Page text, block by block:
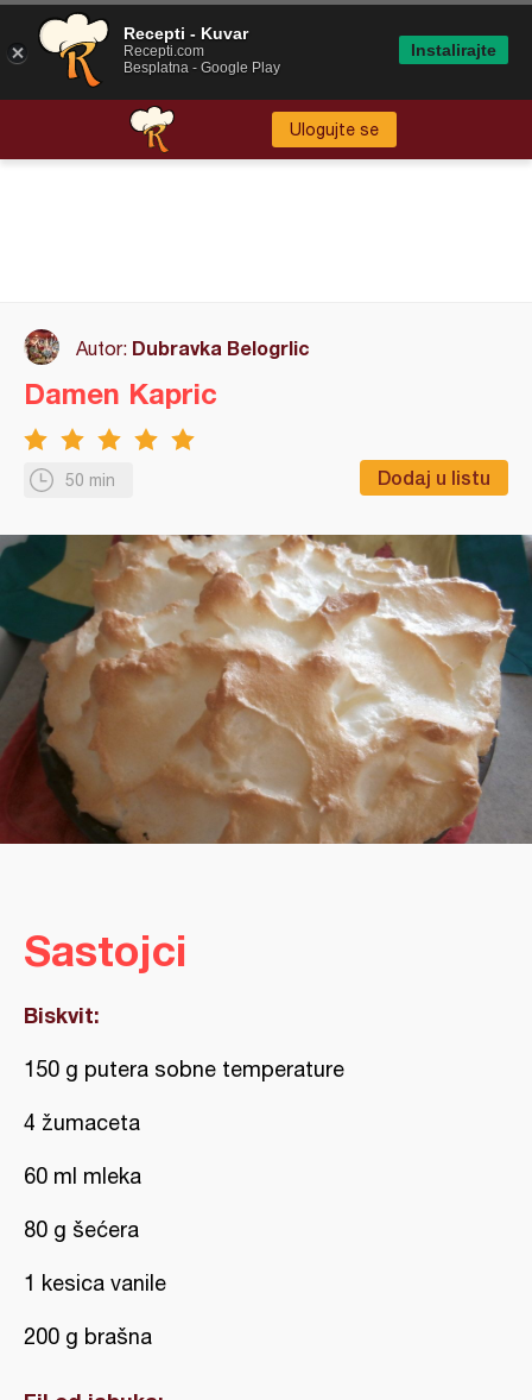
Ulogujte se
Autor: Dubravka Belogrlic
50 min Dodaj u listu
Damen Kapric
Sastojci
Biskvit:
150 g putera sobne temperature
4 žumaceta
60 ml mleka
80 g šećera
1 kesica vanile
200 g brašna
Recepti - Kuvar
Recepti.com
Besplatna - Google Play
Instalirajte